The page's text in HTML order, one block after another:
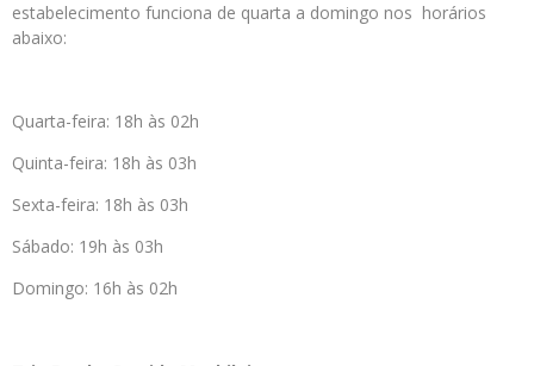
estabelecimento funciona de quarta a domingo nos horários
abaixo:
Quarta-feira: 18h às 02h
Quinta-feira: 18h às 03h
Sexta-feira: 18h às 03h
Sábado: 19h às 03h
Domingo: 16h às 02h